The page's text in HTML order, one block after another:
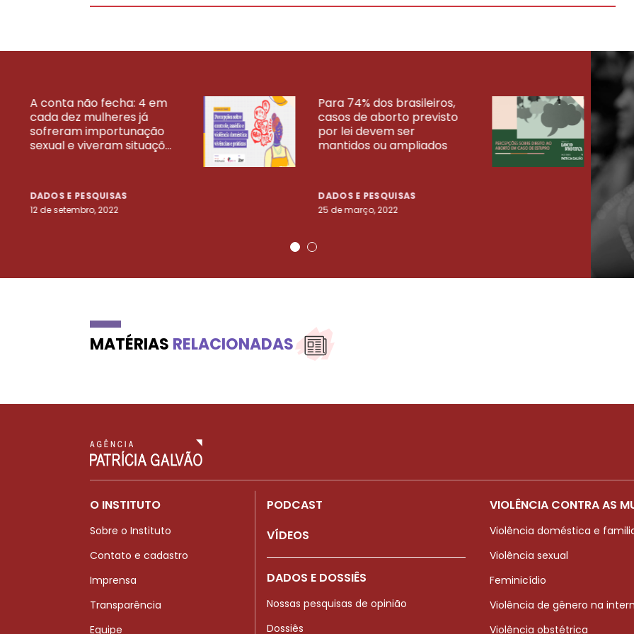
A conta não fecha: 4 em
cada dez mulheres já
sofreram importunação
sexual e viveram situaçõ...
DADOS E PESQUISAS
12 de setembro, 2022
Para 74% dos brasileiros,
casos de aborto previsto
por lei devem ser
mantidos ou ampliados
DADOS E PESQUISAS
25 de março, 2022
23
VEJA MAIS PESQUISAS
MATÉRIAS RELACIONADAS
O INSTITUTO
Sobre o Instituto
Contato e cadastro
Imprensa
Transparência
Equipe
PODCAST
VÍDEOS
DADOS E DOSSIÊS
Nossas pesquisas de opinião
Dossiês
VIOLÊNCIA CONTRA AS
Violência doméstica e
Violência sexual
Feminicídio
Violência de gênero na
Violência obstétrica